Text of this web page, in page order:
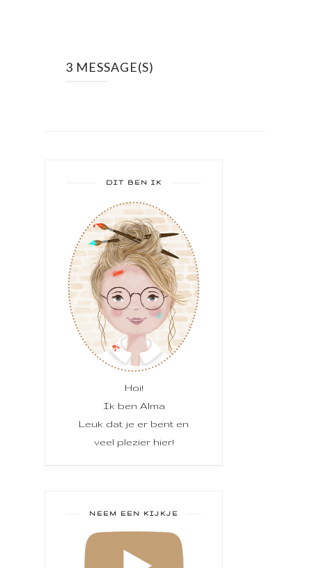
3 MESSAGE(S)
DIT BEN IK
Hoi!
Ik ben Alma
Leuk dat je er bent en
veel plezier hier!
NEEM EEN KIJKJE